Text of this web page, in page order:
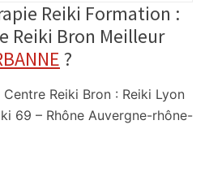
Reiki Formation :
Reiki Bron Meilleur
?
Centre Reiki Bron : Reiki Lyon
69 – Rhône Auvergne-rhône-